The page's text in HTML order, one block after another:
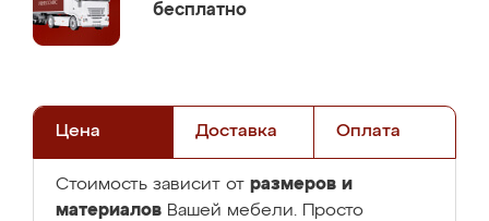
бесплатно
Цена Доставка Оплата
Стоимость зависит от размеров и
материалов Вашей мебели. Просто